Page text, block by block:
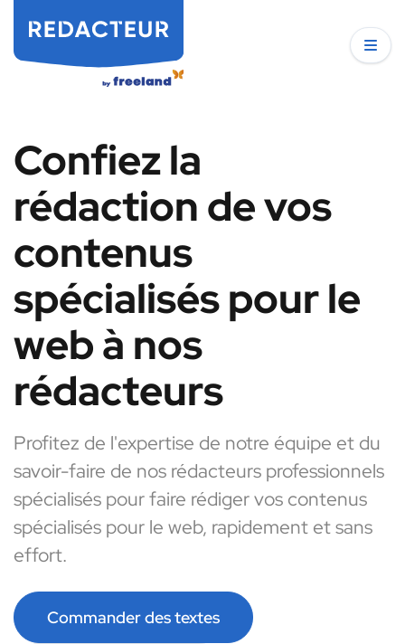
Confiez la
rédaction de vos
contenus
spécialisés pour le
web à nos
rédacteurs
Profitez de l'expertise de notre équipe et du
savoir-faire de nos rédacteurs professionnels
spécialisés pour faire rédiger vos contenus
spécialisés pour le web, rapidement et sans
effort.
Commander des textes